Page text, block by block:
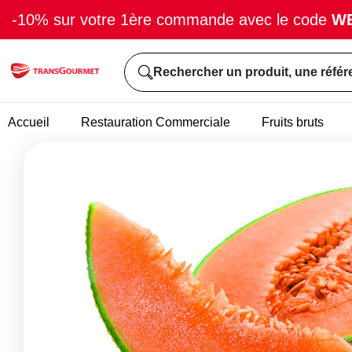
-10% sur votre 1ère commande avec le code
Rechercher un produit, une
Accueil Restauration Commerciale Fruits bruts